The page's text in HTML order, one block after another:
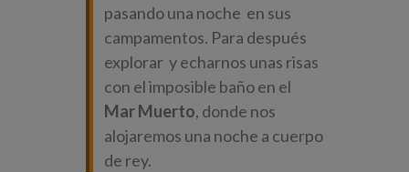
pasando una noche en sus
campamentos. Para después
explorar y echarnos unas risas
con el imposible baño en el
Mar Muerto, donde nos
alojaremos una noche a cuerpo
de rey.